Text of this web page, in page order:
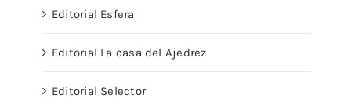
Editorial Esfera
Editorial La casa del Ajedrez
Editorial Selector